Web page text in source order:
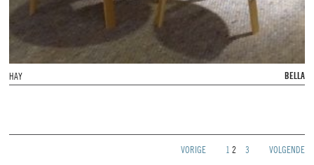
HAY BELLA
VORIGE 2 3 VOLGENDE